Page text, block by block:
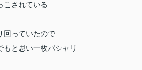
こされている
回っていたので
と思い一枚パシャリ